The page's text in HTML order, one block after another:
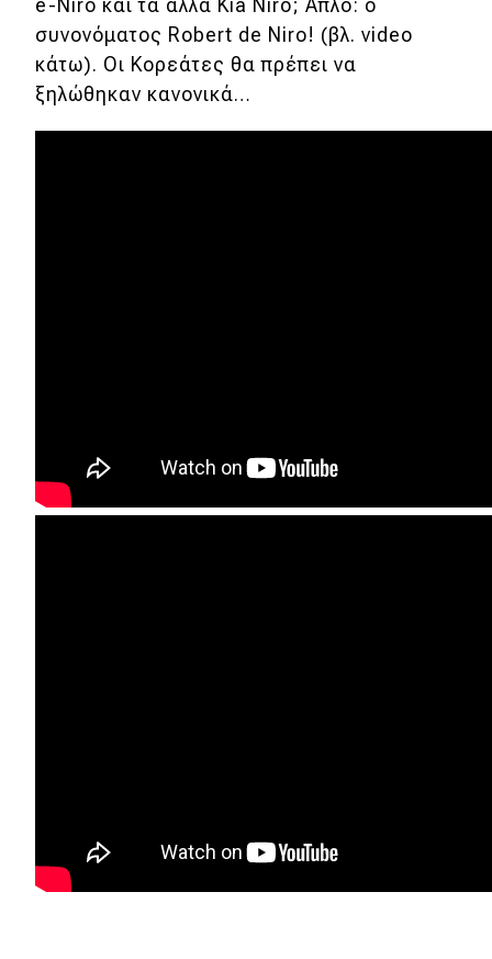
Οδηγός αγοράς
Συμβουλές
e-Niro και τα άλλα Kia Niro; Απλό: ο
συνονόματος Robert de Niro! (βλ. video
κάτω). Οι Κορεάτες θα πρέπει να
ξηλώθηκαν κανονικά…